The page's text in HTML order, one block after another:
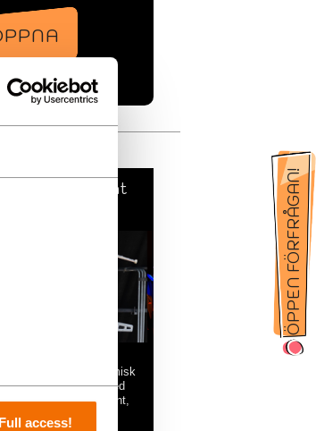
access!
Entertainment
på spektakulär & komisk
& eldshow med
till företagseevent,
mingel....